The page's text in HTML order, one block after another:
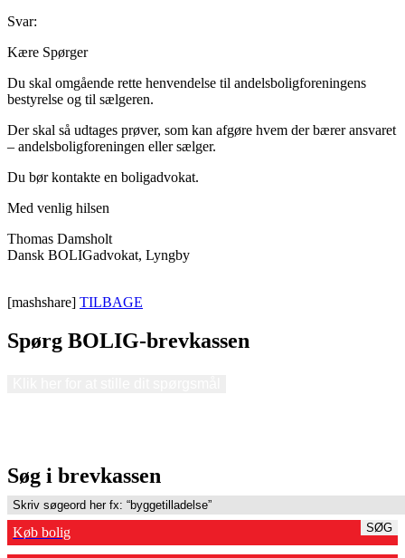
Svar:
Kære Spørger
Du skal omgående rette henvendelse til andelsboligforeningens
bestyrelse og til sælgeren.
Der skal så udtages prøver, som kan afgøre hvem der bærer ansvaret
– andelsboligforeningen eller sælger.
Du bør kontakte en boligadvokat.
Med venlig hilsen
Thomas Damsholt
Dansk BOLIGadvokat, Lyngby
[mashshare] TILBAGE
Spørg BOLIG-brevkassen
Søg i brevkassen
SØG
Køb bolig